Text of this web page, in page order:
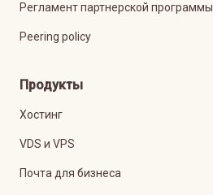
Регламент партнерской программы
Peering policy
Продукты
Хостинг
VDS и VPS
Почта для бизнеса